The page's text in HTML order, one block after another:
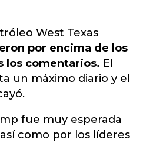
West Texas
por encima de los
los comentarios. El
un máximo diario y el
fue muy esperada
como por los líderes